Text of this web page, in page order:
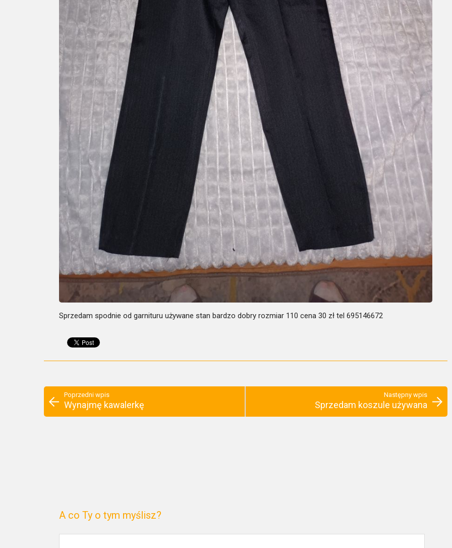
Sprzedam spodnie od garnituru używane stan bardzo dobry rozmiar 110 cena 30 zł tel 695146672
Poprzedni wpis
Wynajmę kawalerkę
Następny wpis
Sprzedam koszule używana
A co Ty o tym myślisz?